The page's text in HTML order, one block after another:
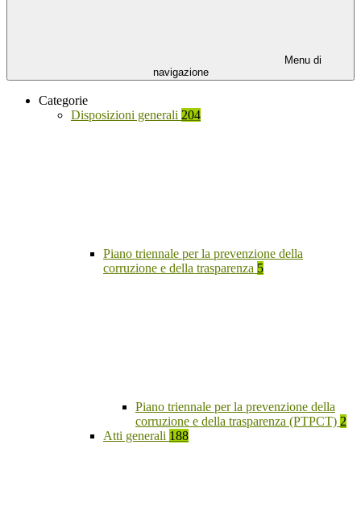
Menu di
navigazione
Categorie
Disposizioni generali 204
Piano triennale per la prevenzione della
corruzione e della trasparenza 5
Piano triennale per la prevenzione della
corruzione e della trasparenza (PTPCT) 2
Atti generali 188